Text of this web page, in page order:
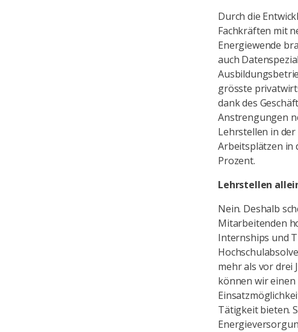
Durch die
Fachkräften mit
Energiewende
auch
grösste
dank des
Anstrengungen
Lehrstellen in der
Arbeitsplätzen in
Prozent.
Lehrstellen
Nein. Deshalb
Mitarbeitenden
Internships und
mehr als vor drei
können wir
Tätigkeit bieten.